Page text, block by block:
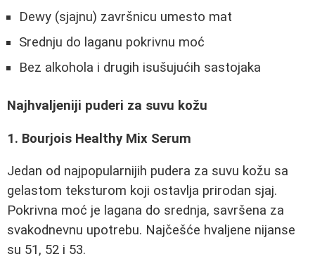
Dewy (sjajnu) završnicu umesto mat
Srednju do laganu pokrivnu moć
Bez alkohola i drugih isušujućih sastojaka
Najhvaljeniji puderi za suvu kožu
1. Bourjois Healthy Mix Serum
Jedan od najpopularnijih pudera za suvu kožu sa
gelastom teksturom koji ostavlja prirodan sjaj.
Pokrivna moć je lagana do srednja, savršena za
svakodnevnu upotrebu. Najčešće hvaljene nijanse
su 51, 52 i 53.